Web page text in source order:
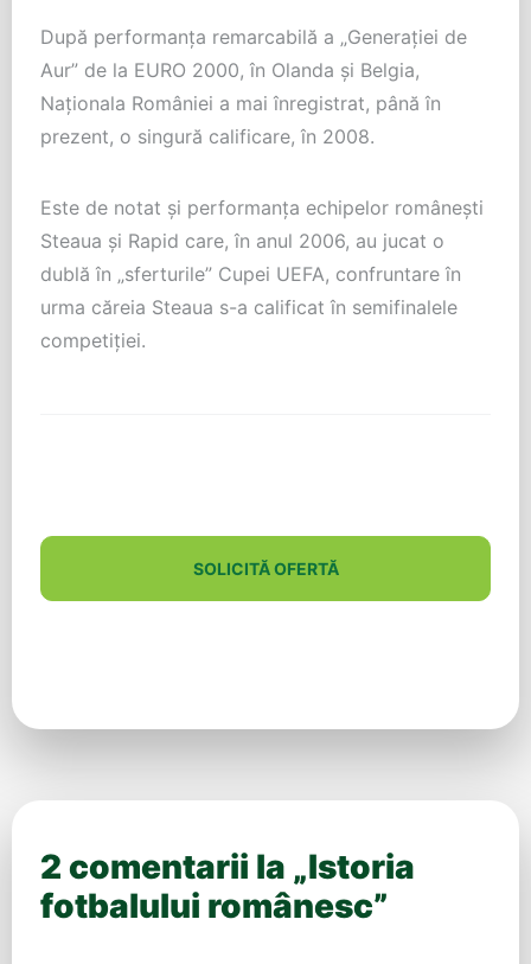
După performanța remarcabilă a „Generației de
Aur” de la EURO 2000, în Olanda și Belgia,
Naționala României a mai înregistrat, până în
prezent, o singură calificare, în 2008.
Este de notat și performanța echipelor românești
Steaua și Rapid care, în anul 2006, au jucat o
dublă în „sferturile” Cupei UEFA, confruntare în
urma căreia Steaua s-a calificat în semifinalele
competiției.
SOLICITĂ OFERTĂ
2 comentarii la „Istoria
fotbalului românesc”